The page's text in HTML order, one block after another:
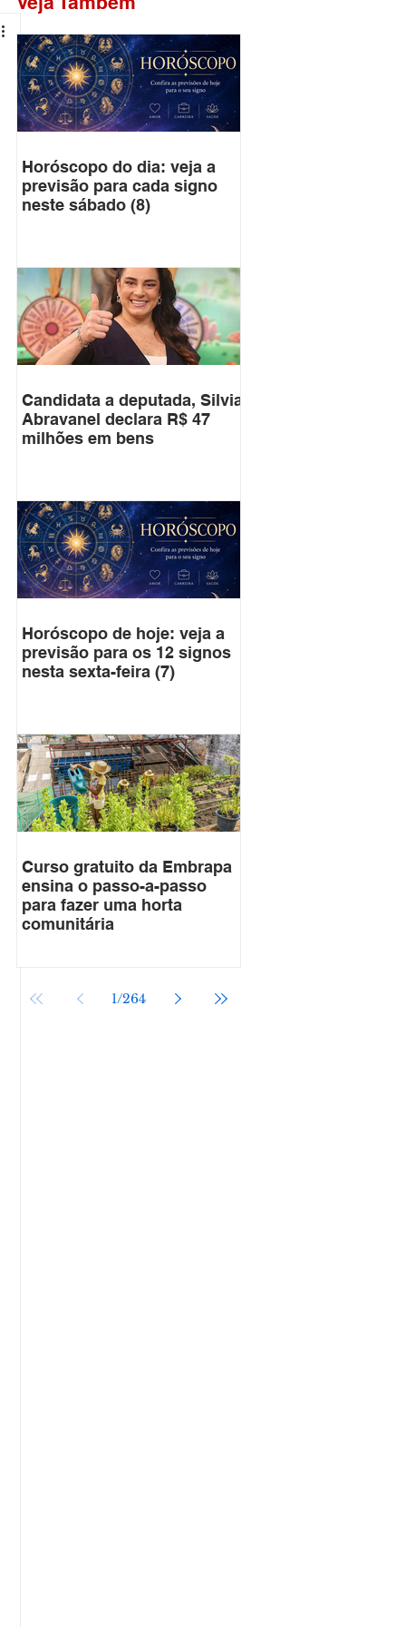
Horóscopo do dia: veja a
previsão para cada signo
neste sábado (8)
Candidata a deputada, Silvia
Abravanel declara R$ 47
milhões em bens
Horóscopo de hoje: veja a
previsão para os 12 signos
nesta sexta-feira (7)
Curso gratuito da Embrapa
ensina o passo-a-passo
para fazer uma horta
comunitária
1/264